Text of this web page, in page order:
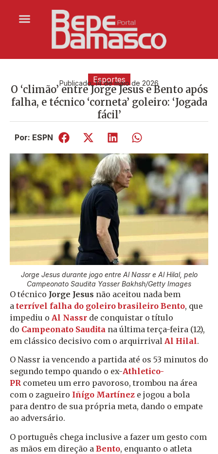
Esportes
Publicado:14 de maio de 2026
O ‘climão’ entre Jorge Jesus e Bento após
falha, e técnico ‘corneta’ goleiro: ‘Jogada
fácil’
Por: ESPN
Jorge Jesus durante jogo entre Al Nassr e Al Hilal, pelo
Campeonato Saudita Yasser Bakhsh/Getty Images
O técnico Jorge Jesus não aceitou nada bem
a terrível falha do goleiro brasileiro Bento, que
impediu o Al Nassr de conquistar o título
do Campeonato Saudita na última terça-feira (12),
em clássico decisivo com o arquirrival Al Hilal.
O Nassr ia vencendo a partida até os 53 minutos do
segundo tempo quando o ex-Athletico-
PR cometeu um erro pavoroso, trombou na área
com o zagueiro Iñígo Martínez e jogou a bola
para dentro de sua própria meta, dando o empate
ao adversário.
O português chega inclusive a fazer um gesto com
as mãos em direção a Bento, enquanto o atleta